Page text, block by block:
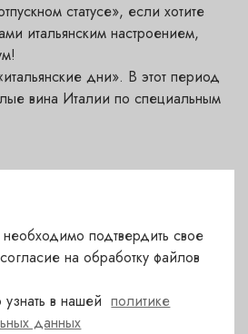
статусе», если хотите
итальянским настроением,
дни». В этот период
вина Италии по специальным
не найдено
подтвердить свое
на обработку файлов
в нашейполитике
данных